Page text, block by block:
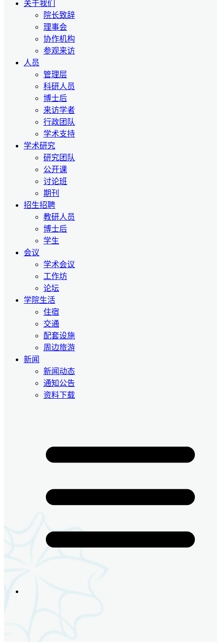
关于我们
院长致辞
理事会
协作机构
参观来访
人员
管理层
科研人员
博士后
来访学者
行政团队
学术支持
学术研究
研究团队
公开课
讨论班
期刊
招生招聘
教研人员
博士后
学生
会议
学术会议
工作坊
论坛
学院生活
住宿
交通
配套设施
周边旅游
新闻
新闻动态
通知公告
资料下载